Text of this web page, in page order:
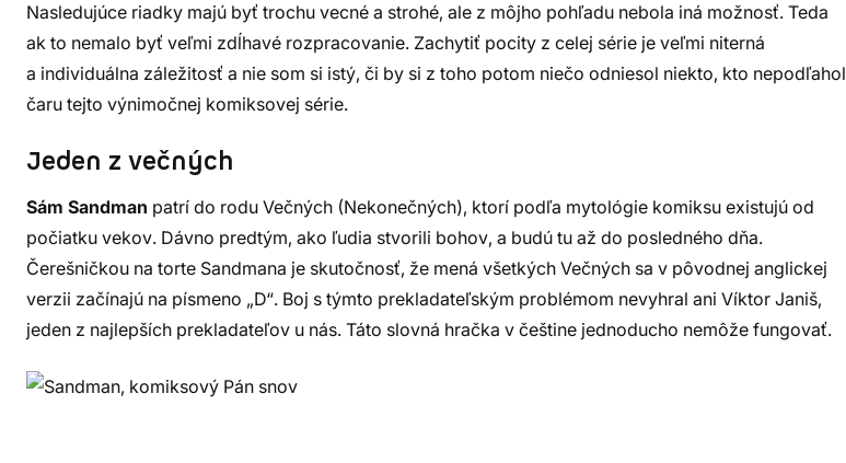
Nasledujúce riadky majú byť trochu vecné a strohé, ale z môjho pohľadu nebola iná možnosť. Teda
ak to nemalo byť veľmi zdĺhavé rozpracovanie. Zachytiť pocity z celej série je veľmi niterná
a individuálna záležitosť a nie som si istý, či by si z toho potom niečo odniesol niekto, kto nepodľahol
čaru tejto výnimočnej komiksovej série.
Jeden z večných
Sám Sandman patrí do rodu Večných (Nekonečných), ktorí podľa mytológie komiksu existujú od
počiatku vekov. Dávno predtým, ako ľudia stvorili bohov, a budú tu až do posledného dňa.
Čerešničkou na torte Sandmana je skutočnosť, že mená všetkých Večných sa v pôvodnej anglickej
verzii začínajú na písmeno „D“. Boj s týmto prekladateľským problémom nevyhral ani Víktor Janiš,
jeden z najlepších prekladateľov u nás. Táto slovná hračka v češtine jednoducho nemôže fungovať.